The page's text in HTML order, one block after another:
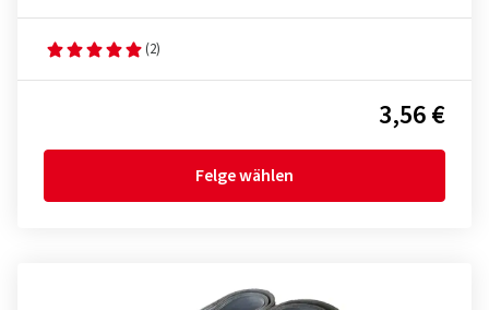
(2)
3,56 €
Felge wählen